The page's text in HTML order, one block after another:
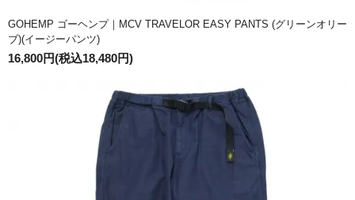
GOHEMP ゴーヘンプ｜MCV TRAVELOR EASY PANTS (グリーンオリー
ブ)(イージーパンツ)
16,800円(税込18,480円)